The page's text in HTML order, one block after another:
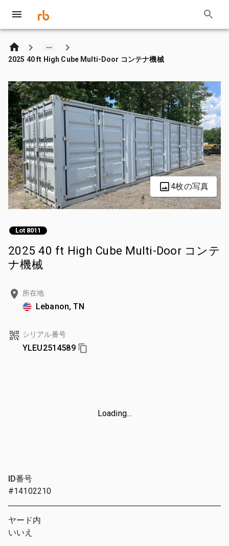
2025 40 ft High Cube Multi-Door コンテナ機械
4枚の写真
Lot 8011
2025 40 ft High Cube Multi-Door コンテ
ナ機械
所在地
Lebanon, TN
シリアル番号
YLEU2514589
Loading...
ID番号
#14102210
ヤード内
いいえ